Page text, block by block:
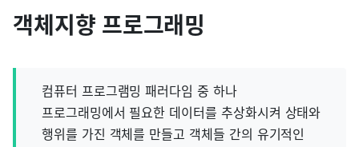
객체지향 프로그래밍
컴퓨터 프로그램밍 패러다임 중 하나
프로그래밍에서 필요한 데이터를 추상화시켜 상태와
행위를 가진 객체를 만들고 객체들 간의 유기적인